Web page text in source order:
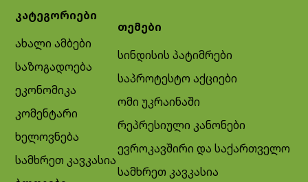
კატეგორიები
ახალი ამბები
საზოგადოება
ეკონომიკა
კომენტარი
ხელოვნება
სამხრეთ კავკასია
თემები
სინდისის პატიმრები
საპროტესტო აქციები
ომი უკრაინაში
რეპრესიული კანონები
ევროკავშირი და საქართველო
სამხრეთ კავკასია